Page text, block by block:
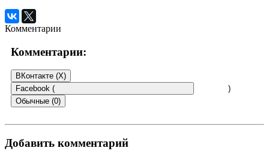
Комментарии
Комментарии:
ВКонтакте (X)
Facebook (
)
Обычные (0)
Добавить комментарий